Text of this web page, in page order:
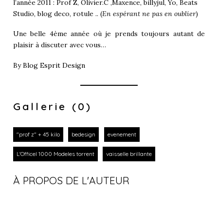
l’année 2011 : Prof Z, Olivier.C ,Maxence, billyjul, Yo, Beats
Studio, blog deco, rotule .. (En espérant ne pas en oublier)
Une belle 4ème année où je prends toujours autant de
plaisir à discuter avec vous…
ByBlog Esprit Design
Gallerie (0)
"prof z" + 45 kilo bedesign evenement
L'Officel 1000 Modeles torrent vaisselle brillante
À PROPOS DE L'AUTEUR